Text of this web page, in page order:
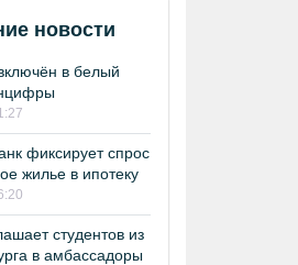
новости
в белый
фиксирует спрос
жилье в ипотеку
студентов из
в амбассадоры